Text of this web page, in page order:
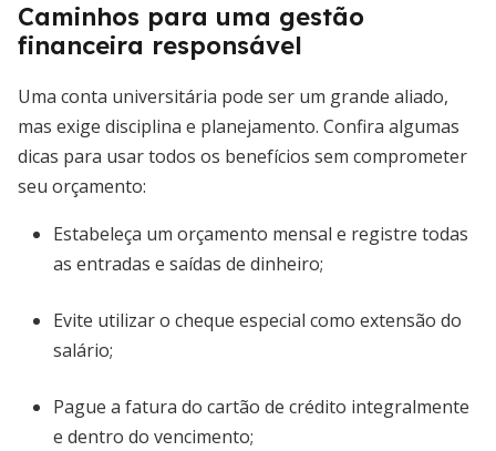
Caminhos para uma gestão
financeira responsável
Uma conta universitária pode ser um grande aliado,
mas exige disciplina e planejamento. Confira algumas
dicas para usar todos os benefícios sem comprometer
seu orçamento:
Estabeleça um orçamento mensal e registre todas
as entradas e saídas de dinheiro;
Evite utilizar o cheque especial como extensão do
salário;
Pague a fatura do cartão de crédito integralmente
e dentro do vencimento;